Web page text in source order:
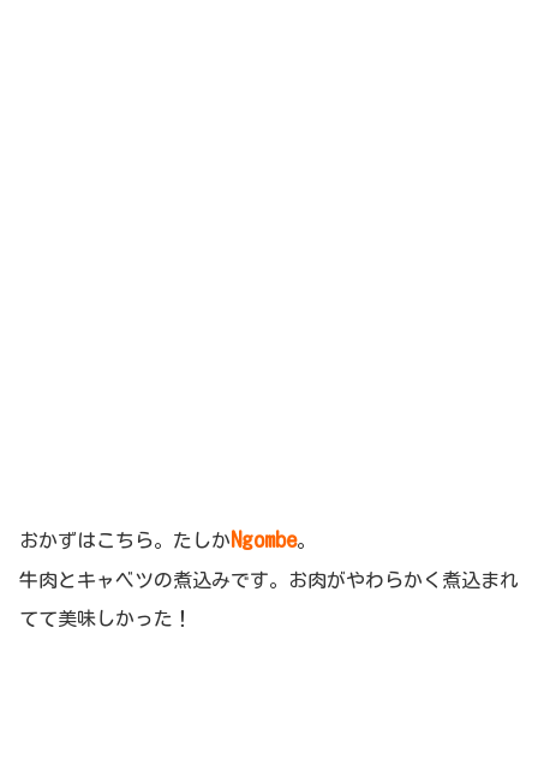
おかずはこちら。たしか Ngombe。
牛肉とキャベツの煮込みです。お肉がやわらかく煮込まれ
てて美味しかった！